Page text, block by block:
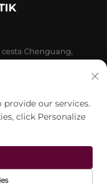
cesta Chenguang,
CO.,LTD. Vse
our services.
click Personalize